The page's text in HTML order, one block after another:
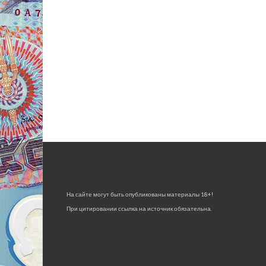
На сайте могут быть опубликованы материалы 18+!
При цитировании ссылка на источник обязательна.